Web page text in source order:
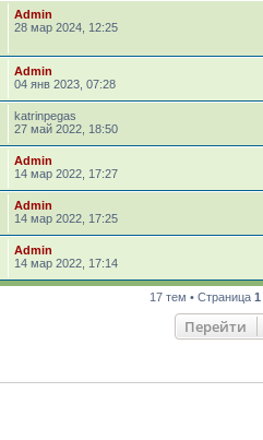
Admin
28 мар 2024, 12:25
Admin
04 янв 2023, 07:28
katrinpegas
27 май 2022, 18:50
Admin
14 мар 2022, 17:27
Admin
14 мар 2022, 17:25
Admin
14 мар 2022, 17:14
17 тем • Страница 1
Перейти